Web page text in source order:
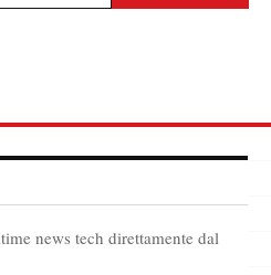
news tech direttamente dal